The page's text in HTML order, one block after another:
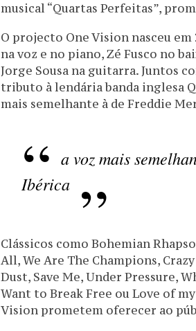
musical “Quartas Perfeitas”,
O projecto One Vision nasceu
na voz e no piano, Zé Fusco no
Jorge Sousa na guitarra. Juntos
tributo à lendária banda inglesa
mais semelhante à de Freddie
a voz mais
Ibérica
Clássicos como Bohemian
All, We Are The Champions,
Dust, Save Me, Under Pressure,
Want to Break Free ou Love of
Vision prometem oferecer ao